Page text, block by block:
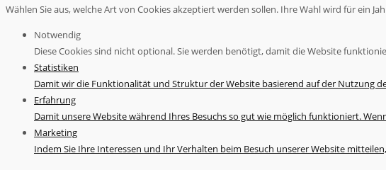
Wählen Sie aus, welche Art von Cookies akzeptiert werden sollen. Ihre Wahl wird für ein
Notwendig
Diese Cookies sind nicht optional. Sie werden benötigt, damit die Website
Statistiken
Damit wir die Funktionalität und Struktur der Website basierend auf der Nutzung
Erfahrung
Damit unsere Website während Ihres Besuchs so gut wie möglich funktioniert.
Marketing
Indem Sie Ihre Interessen und Ihr Verhalten beim Besuch unserer Website